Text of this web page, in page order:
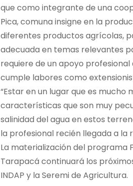
que como integrante de una
Pica, comuna insigne en la
diferentes productos agrícolas,
adecuada en temas relevantes
requiere de un apoyo
cumple labores como
“Estar en un lugar que es mucho
características que son muy
salinidad del agua en estos
la profesional recién llegada a la
La materialización del programa
Tarapacá continuará los
INDAP y la Seremi de Agricultura.